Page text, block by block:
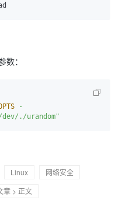
数：
-
./urandom"
Linux
网络安全
章 > 正文